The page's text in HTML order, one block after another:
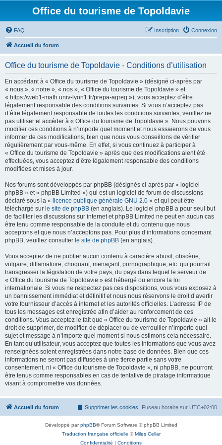
Office du tourisme de Topoldavie
FAQ Connexion
Inscription
Accueil du forum
Office du tourisme de Topoldavie - Conditions d’utilisation
En accédant à « Office du tourisme de Topoldavie » (désigné ci-après par
« nous », « notre », « nos », « Office du tourisme de Topoldavie » et
« https://web1-math.univ-lyon1.fr/prepa-agreg »), vous acceptez d’être
légalement responsable des conditions suivantes. Si vous n’acceptez pas
d’être légalement responsable de toutes les conditions suivantes, veuillez ne
pas utiliser et accéder à « Office du tourisme de Topoldavie ». Nous pouvons
modifier ces conditions à n’importe quel moment et nous essaierons de vous
informer de ces modifications, bien que nous vous conseillons de vérifier
régulièrement par vous-même. En effet, si vous continuez à participer à
« Office du tourisme de Topoldavie » après que des modifications aient été
effectuées, vous acceptez d’être légalement responsable des conditions
modifiées et mises à jour.
Nos forums sont développés par phpBB (désignés ci-après par « logiciel
phpBB » et « phpBB Limited ») qui est un logiciel de forum de discussions
déclaré sous la « licence publique générale GNU 2.0 » et qui peut être
téléchargé sur le site de phpBB (en anglais). Le logiciel phpBB a pour seul but
de faciliter les discussions sur internet et phpBB Limited ne peut en aucun cas
être tenu comme responsable de la conduite et du contenu que nous
acceptons et que nous n’acceptons pas. Pour plus d’informations concernant
phpBB, veuillez consulter le site de phpBB (en anglais).
Vous acceptez de ne publier aucun contenu à caractère abusif, obscène,
vulgaire, diffamatoire, choquant, menaçant, pornographique, etc. qui pourrait
transgresser la législation de votre pays, du pays dans lequel le serveur de
« Office du tourisme de Topoldavie » est hébergé ou encore la loi
internationale. Si vous ne respectez pas ces dispositions, vous vous exposez à
un bannissement immédiat et définitif et nous nous réservons le droit d’avertir
votre fournisseur d’accès à internet et les autorités officielles. L’adresse IP de
tous les messages est enregistrée afin d’aider au renforcement de ces
conditions. Vous acceptez le fait que « Office du tourisme de Topoldavie » ait le
droit de supprimer, de modifier, de déplacer ou de verrouiller n’importe quel
sujet et message à n’importe quel moment si nous estimons cela nécessaire.
En tant qu’utilisateur, vous acceptez que toutes les informations que vous avez
renseignées soient enregistrées dans notre base de données. Bien que ces
informations ne seront pas diffusées à une tierce partie sans votre
consentement, ni « Office du tourisme de Topoldavie », ni phpBB, ne pourront
être tenus comme responsables en cas de tentative de piratage informatique
visant à compromettre vos données.
Accueil du forum Fuseau horaire sur UTC+02:00
Supprimer les cookies
Développé parphpBB® Forum Software © phpBB Limited
Traduction française officielle ©Miles Cellar
Confidentialité | Conditions